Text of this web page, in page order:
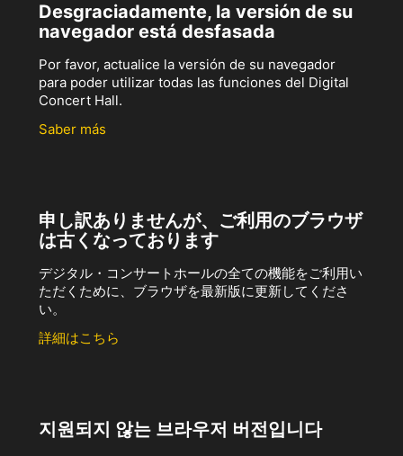
Desgraciadamente, la versión de su
navegador está desfasada
Por favor, actualice la versión de su navegador
para poder utilizar todas las funciones del Digital
Concert Hall.
Saber más
申し訳ありませんが、ご利用のブラウザ
は古くなっております
デジタル・コンサートホールの全ての機能をご利用い
ただくために、ブラウザを最新版に更新してくださ
い。
詳細はこちら
지원되지 않는 브라우저 버전입니다